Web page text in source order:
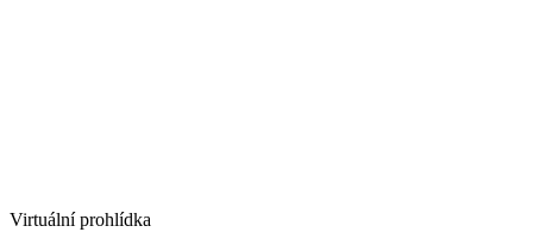
Virtuální prohlídka